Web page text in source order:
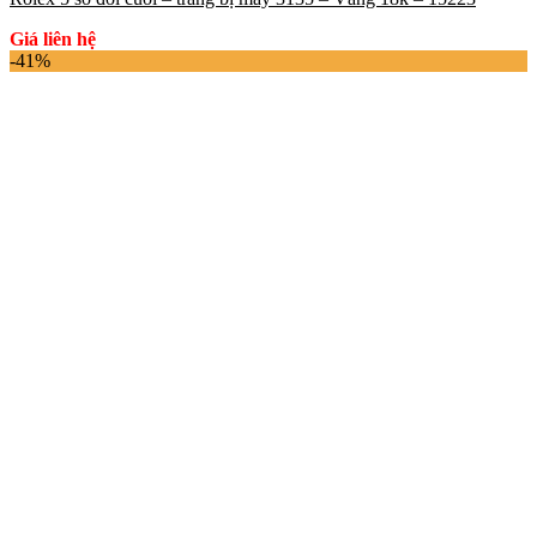
Giá liên hệ
-41%